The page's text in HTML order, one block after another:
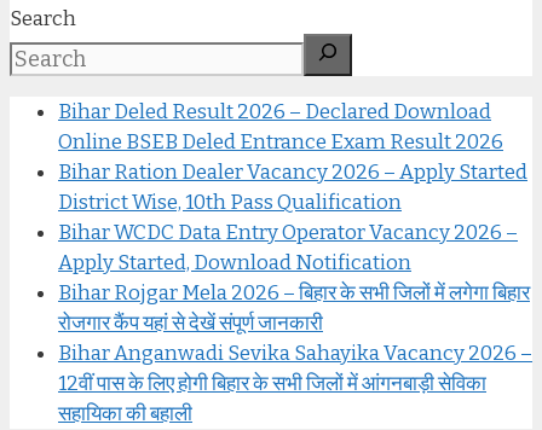
Search
Bihar Deled Result 2026 – Declared Download
Online BSEB Deled Entrance Exam Result 2026
Bihar Ration Dealer Vacancy 2026 – Apply Started
District Wise, 10th Pass Qualification
Bihar WCDC Data Entry Operator Vacancy 2026 –
Apply Started, Download Notification
Bihar Rojgar Mela 2026 – बिहार के सभी जिलों में लगेगा बिहार
रोजगार कैंप यहां से देखें संपूर्ण जानकारी
Bihar Anganwadi Sevika Sahayika Vacancy 2026 –
12वीं पास के लिए होगी बिहार के सभी जिलों में आंगनबाड़ी सेविका
सहायिका की बहाली